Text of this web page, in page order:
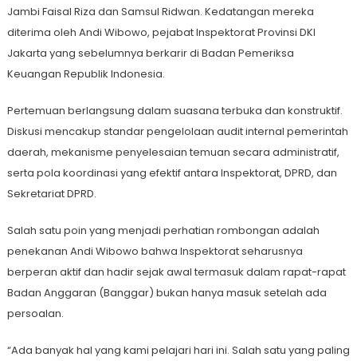
Jambi Faisal Riza dan Samsul Ridwan. Kedatangan mereka
diterima oleh Andi Wibowo, pejabat Inspektorat Provinsi DKI
Jakarta yang sebelumnya berkarir di Badan Pemeriksa
Keuangan Republik Indonesia.
Pertemuan berlangsung dalam suasana terbuka dan konstruktif.
Diskusi mencakup standar pengelolaan audit internal pemerintah
daerah, mekanisme penyelesaian temuan secara administratif,
serta pola koordinasi yang efektif antara Inspektorat, DPRD, dan
Sekretariat DPRD.
Salah satu poin yang menjadi perhatian rombongan adalah
penekanan Andi Wibowo bahwa Inspektorat seharusnya
berperan aktif dan hadir sejak awal termasuk dalam rapat-rapat
Badan Anggaran (Banggar) bukan hanya masuk setelah ada
persoalan.
“Ada banyak hal yang kami pelajari hari ini. Salah satu yang paling